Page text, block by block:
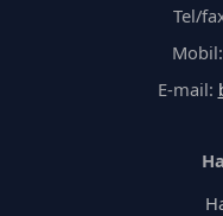
Tel/
E-mail: